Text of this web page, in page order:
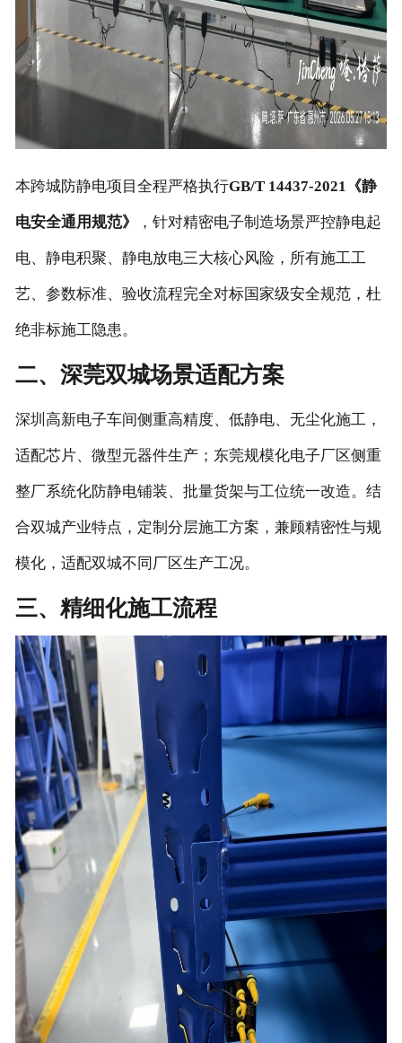
本跨城防静电项目全程严格执行GB/T 14437-2021《静
电安全通用规范》 ，针对精密电子制造场景严控静电起
电、静电积聚、静电放电三大核心风险，所有施工工
艺、参数标准、验收流程完全对标国家级安全规范，杜
绝非标施工隐患。
二、深莞双城场景适配方案
深圳高新电子车间侧重高精度、低静电、无尘化施工，
适配芯片、微型元器件生产；东莞规模化电子厂区侧重
整厂系统化防静电铺装、批量货架与工位统一改造。结
合双城产业特点，定制分层施工方案，兼顾精密性与规
模化，适配双城不同厂区生产工况。
三、精细化施工流程